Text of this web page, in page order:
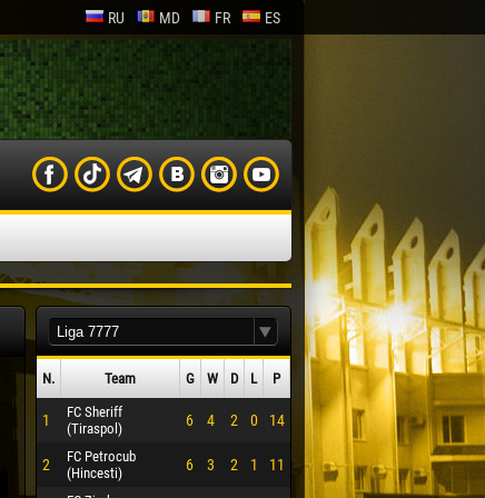
RU MD FR ES
N. Team G W D L P
1
FC Sheriff
(Tiraspol)
6 4 2 0 14
2
FC Petrocub
(Hincesti)
6 3 2 1 11